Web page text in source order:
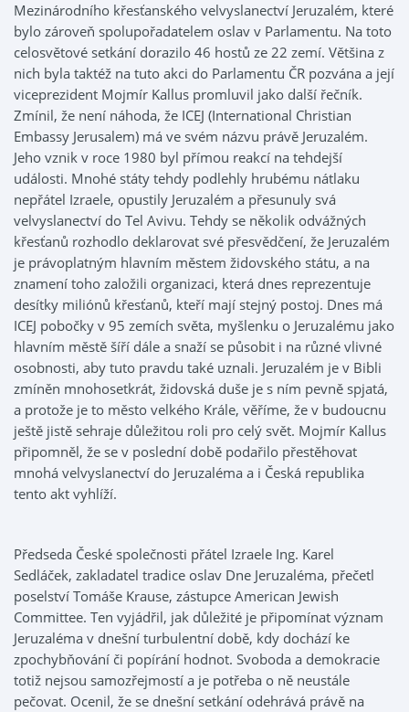
Mezinárodního křesťanského velvyslanectví Jeruzalém, které
bylo zároveň spolupořadatelem oslav v Parlamentu. Na toto
celosvětové setkání dorazilo 46 hostů ze 22 zemí. Většina z
nich byla taktéž na tuto akci do Parlamentu ČR pozvána a její
viceprezident Mojmír Kallus promluvil jako další řečník.
Zmínil, že není náhoda, že ICEJ (International Christian
Embassy Jerusalem) má ve svém názvu právě Jeruzalém.
Jeho vznik v roce 1980 byl přímou reakcí na tehdejší
události. Mnohé státy tehdy podlehly hrubému nátlaku
nepřátel Izraele, opustily Jeruzalém a přesunuly svá
velvyslanectví do Tel Avivu. Tehdy se několik odvážných
křesťanů rozhodlo deklarovat své přesvědčení, že Jeruzalém
je právoplatným hlavním městem židovského státu, a na
znamení toho založili organizaci, která dnes reprezentuje
desítky miliónů křesťanů, kteří mají stejný postoj. Dnes má
ICEJ pobočky v 95 zemích světa, myšlenku o Jeruzalému jako
hlavním městě šíří dále a snaží se působit i na různé vlivné
osobnosti, aby tuto pravdu také uznali. Jeruzalém je v Bibli
zmíněn mnohosetkrát, židovská duše je s ním pevně spjatá,
a protože je to město velkého Krále, věříme, že v budoucnu
ještě jistě sehraje důležitou roli pro celý svět. Mojmír Kallus
připomněl, že se v poslední době podařilo přestěhovat
mnohá velvyslanectví do Jeruzaléma a i Česká republika
tento akt vyhlíží.
Předseda České společnosti přátel Izraele Ing. Karel
Sedláček, zakladatel tradice oslav Dne Jeruzaléma, přečetl
poselství Tomáše Krause, zástupce American Jewish
Committee. Ten vyjádřil, jak důležité je připomínat význam
Jeruzaléma v dnešní turbulentní době, kdy dochází ke
zpochybňování či popírání hodnot. Svoboda a demokracie
totiž nejsou samozřejmostí a je potřeba o ně neustále
pečovat. Ocenil, že se dnešní setkání odehrává právě na